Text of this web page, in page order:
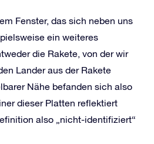
Fenster, das sich neben uns
ein weiteres
die Rakete, von der wir
Lander aus der Rakete
Nähe befanden sich also
dieser Platten reflektiert
also „nicht-identifiziert“